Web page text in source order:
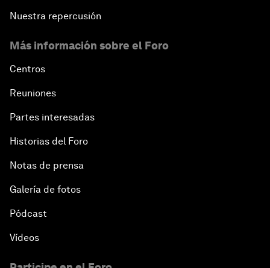
Nuestra repercusión
Más información sobre el Foro
Centros
Reuniones
Partes interesadas
Historias del Foro
Notas de prensa
Galería de fotos
Pódcast
Vídeos